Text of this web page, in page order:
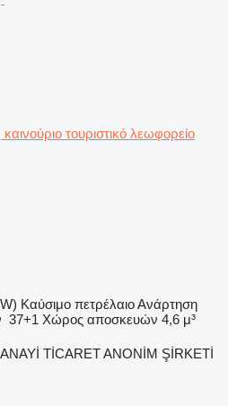
καινούριο τουριστικό λεωφορείο
Καύσιμο πετρέλαιοΑνάρτηση
37+1 Χώρος αποσκευών 4,6 μ³
TİCARET ANONİM ŞİRKETİ